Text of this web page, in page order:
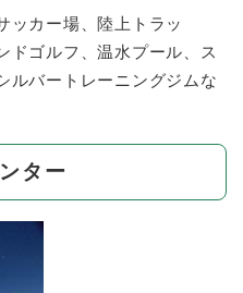
ッカー場、陸上トラッ
ドゴルフ、温水プール、ス
ルバートレーニングジムな
ター